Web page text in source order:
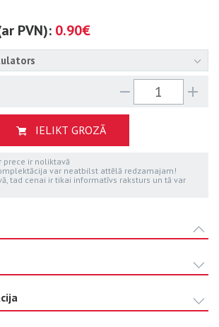
PVN): 0.90€
IELIKT GROZĀ
prece ir noliktavā
var neatbilst attēlā redzamajam!
tad cenai ir tikai informatīvs raksturs un tā var